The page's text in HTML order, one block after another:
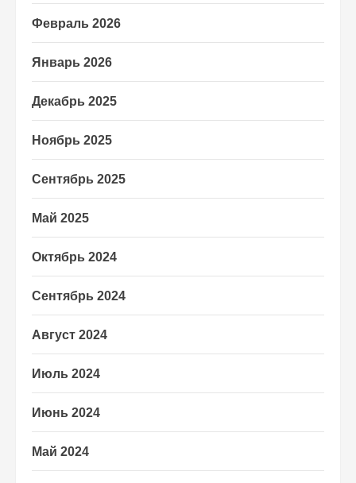
Февраль 2026
Январь 2026
Декабрь 2025
Ноябрь 2025
Сентябрь 2025
Май 2025
Октябрь 2024
Сентябрь 2024
Август 2024
Июль 2024
Июнь 2024
Май 2024